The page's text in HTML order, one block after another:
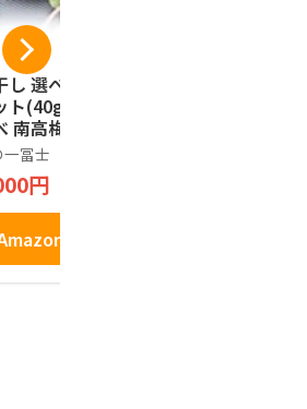
し 選べるお試し
ト(40g×4) 食べ
南高梅 減塩 一
紀州南高梅 国
歌山県産 低塩
スト投函 メー
グルメ お弁当
ぎり 健康 食品
うめぼし ギフ
土産 プレゼン
一冨士
円
で見る